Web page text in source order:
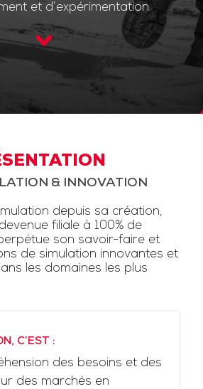
et d’expérimentation
& INNOVATION
depuis sa création,
filiale à 100% de
son savoir-faire et
de simulation innovantes et
les domaines les plus
C’EST :
des besoins et des
des marchés en